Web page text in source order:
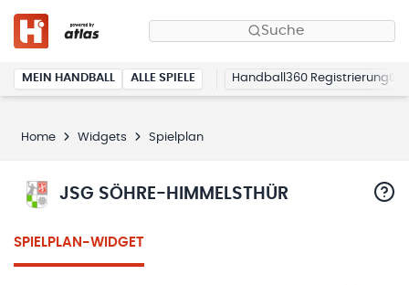
Suche
MEIN HANDBALL ALLE SPIELE Handball360 Registrierung
Home Widgets Spielplan
JSG SÖHRE-HIMMELSTHÜR
SPIELPLAN-WIDGET